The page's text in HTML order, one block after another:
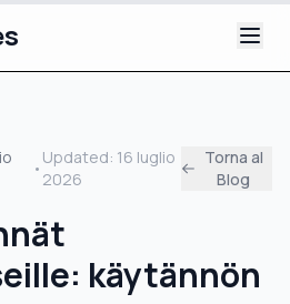
Extension
Video IA
Tutorial
•
Updated: 16 luglio
2026
Torna al
Blog
käytännön